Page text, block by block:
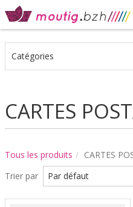
Catégories
CARTES
Tous les produits
CARTES
Trier par